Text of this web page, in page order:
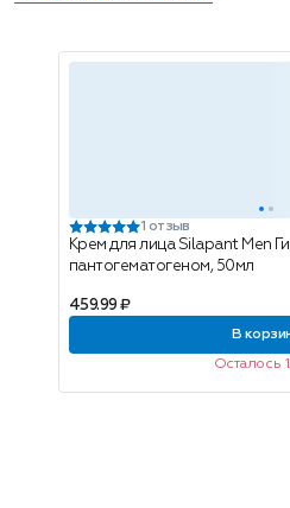
1 отзыв
Крем для лица Silapant Men
пантогематогеном, 50мл
459.99 ₽
В
Осталось